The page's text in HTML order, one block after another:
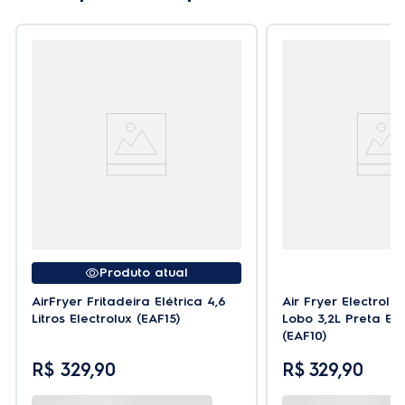
na gordura quando preparada no AirFryer.
Alimentos saborosos e saudáveis:
formas de preparação
Sustentabilidade ao diminuir descarte de óleo:
pacote de 500g de forma convencional, mas
utilizando a AirFryer,apenas 25ml.
Capacidade total de 4,5L:
Tamanho ideal para suas receitas.
Timer Sonoro com Desligamento Automático:
Produto atual
AirFryer Fritadeira Elétrica 4,6
Litros Electrolux (EAF15)
R$ 329,90
Air Fryer
Lobo 3,2L Preta
(EAF10)
R$ 329,90